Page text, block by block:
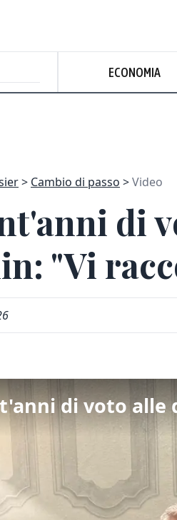
ECONOMIA
Cambio di passo Video
di
"Vi